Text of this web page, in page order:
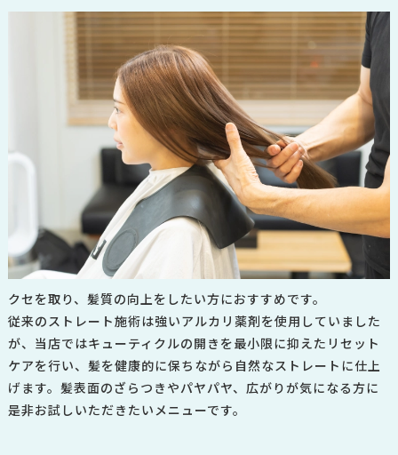
クセを取り、髪質の向上をしたい方におすすめです。
従来のストレート施術は強いアルカリ薬剤を使用していました
が、当店ではキューティクルの開きを最小限に抑えたリセット
ケアを行い、髪を健康的に保ちながら自然なストレートに仕上
げます。 髪表面のざらつきやパヤパヤ、広がりが気になる方に
是非お試しいただきたいメニューです。